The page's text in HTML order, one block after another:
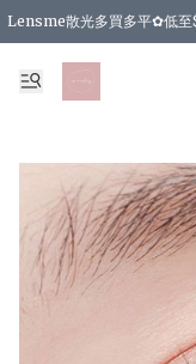
Lensme散光多買多平✿低
台灣Karacon⁩✧日拋 特價清
日本韓國多款日/月拋現貨☼
🇰🇷韓國多款月拋現貨 特價
精選商品，任選買2件或以
精選商品，任選買2件HKD
精選商品，任選買2件HKD
精選商品，任選買2件HKD
精選商品，任選買2件HKD
精選商品，任選買2件或以上
精選商品，任選買2件或以上
精選商品，任選買2件或以
精選商品，任選買12件或以上
精選商品，任選買2件或以
精選商品，任選買2件或以
購物滿 HKD 800.00即享免